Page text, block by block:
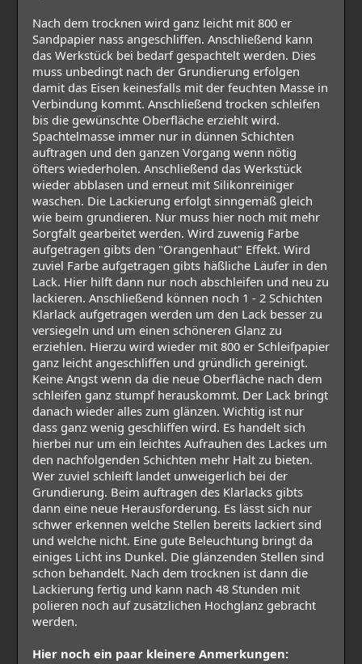
Nach dem trocknen wird ganz leicht mit 800 er
Sandpapier nass angeschliffen. Anschließend kann
das Werkstück bei bedarf gespachtelt werden. Dies
muss unbedingt nach der Grundierung erfolgen
damit das Eisen keinesfalls mit der feuchten Masse in
Verbindung kommt. Anschließend trocken schleifen
bis die gewünschte Oberfläche erziehlt wird.
Spachtelmasse immer nur in dünnen Schichten
auftragen und den ganzen Vorgang wenn nötig
öfters wiederholen. Anschließend das Werkstück
wieder abblasen und erneut mit Silikonreiniger
waschen. Die Lackierung erfolgt sinngemäß gleich
wie beim grundieren. Nur muss hier noch mit mehr
Sorgfalt gearbeitet werden. Wird zuwenig Farbe
aufgetragen gibts den "Orangenhaut" Effekt. Wird
zuviel Farbe aufgetragen gibts häßliche Läufer in den
Lack. Hier hilft dann nur noch abschleifen und neu zu
lackieren. Anschließend können noch 1 - 2 Schichten
Klarlack aufgetragen werden um den Lack besser zu
versiegeln und um einen schöneren Glanz zu
erziehlen. Hierzu wird wieder mit 800 er Schleifpapier
ganz leicht angeschliffen und gründlich gereinigt.
Keine Angst wenn da die neue Oberfläche nach dem
schleifen ganz stumpf herauskommt. Der Lack bringt
danach wieder alles zum glänzen. Wichtig ist nur
dass ganz wenig geschliffen wird. Es handelt sich
hierbei nur um ein leichtes Aufrauhen des Lackes um
den nachfolgenden Schichten mehr Halt zu bieten.
Wer zuviel schleift landet unweigerlich bei der
Grundierung. Beim auftragen des Klarlacks gibts
dann eine neue Herausforderung. Es lässt sich nur
schwer erkennen welche Stellen bereits lackiert sind
und welche nicht. Eine gute Beleuchtung bringt da
einiges Licht ins Dunkel. Die glänzenden Stellen sind
schon behandelt. Nach dem trocknen ist dann die
Lackierung fertig und kann nach 48 Stunden mit
polieren noch auf zusätzlichen Hochglanz gebracht
werden.
Hier noch ein paar kleinere Anmerkungen: